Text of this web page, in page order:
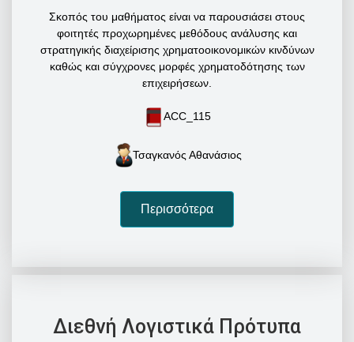
Σκοπός του μαθήματος είναι να παρουσιάσει στους
φοιτητές προχωρημένες μεθόδους ανάλυσης και
στρατηγικής διαχείρισης χρηματοοικονομικών κινδύνων
καθώς και σύγχρονες μορφές χρηματοδότησης των
επιχειρήσεων.
ACC_115
Τσαγκανός Αθανάσιος
Περισσότερα
Διεθνή Λογιστικά Πρότυπα